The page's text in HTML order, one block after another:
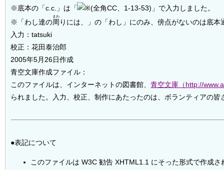
※底本の「c.c.」は「
」で入力しました。
※「わし達の周
まわ
りには、」の「わし」にのみ、傍点がないのは底本
入力：tatsuki
校正：花田泰治郎
2005年5月26日作成
青空文庫作成ファイル：
このファイルは、インターネットの図書館、青空文庫（http://
られました。入力、校正、制作にあたったのは、ボランティアの皆
●表記について
このファイルは W3C 勧告 XHTML1.1 にそった形式で作成さ